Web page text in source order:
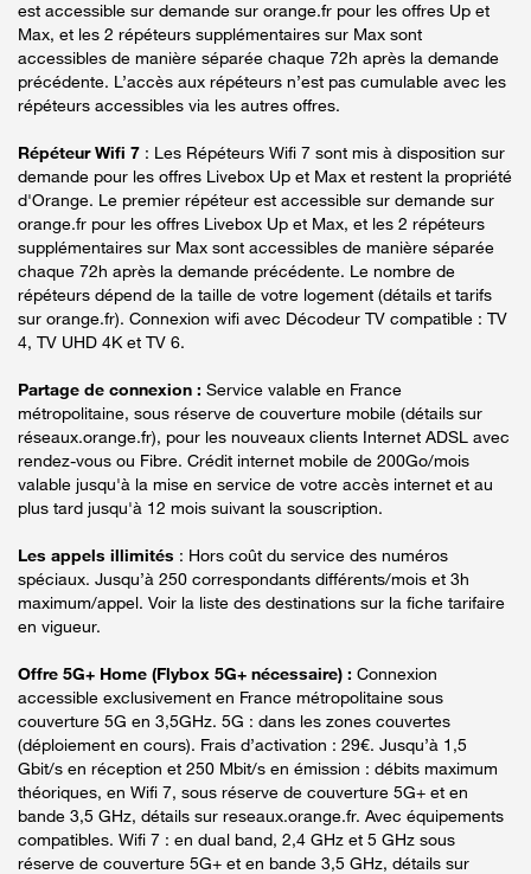
est accessible sur demande sur orange.fr pour les offres Up et
Max, et les 2 répéteurs supplémentaires sur Max sont
accessibles de manière séparée chaque 72h après la demande
précédente. L’accès aux répéteurs n’est pas cumulable avec les
répéteurs accessibles via les autres offres.
Répéteur Wifi 7 : Les Répéteurs Wifi 7 sont mis à disposition sur
demande pour les offres Livebox Up et Max et restent la propriété
d'Orange. Le premier répéteur est accessible sur demande sur
orange.fr pour les offres Livebox Up et Max, et les 2 répéteurs
supplémentaires sur Max sont accessibles de manière séparée
chaque 72h après la demande précédente. Le nombre de
répéteurs dépend de la taille de votre logement (détails et tarifs
sur orange.fr). Connexion wifi avec Décodeur TV compatible : TV
4, TV UHD 4K et TV 6.
Partage de connexion : Service valable en France
métropolitaine, sous réserve de couverture mobile (détails sur
réseaux.orange.fr), pour les nouveaux clients Internet ADSL avec
rendez-vous ou Fibre. Crédit internet mobile de 200Go/mois
valable jusqu'à la mise en service de votre accès internet et au
plus tard jusqu'à 12 mois suivant la souscription.
Les appels illimités : Hors coût du service des numéros
spéciaux. Jusqu’à 250 correspondants différents/mois et 3h
maximum/appel. Voir la liste des destinations sur la fiche tarifaire
en vigueur.
Offre 5G+ Home (Flybox 5G+ nécessaire) : Connexion
accessible exclusivement en France métropolitaine sous
couverture 5G en 3,5GHz. 5G : dans les zones couvertes
(déploiement en cours). Frais d’activation : 29€. Jusqu’à 1,5
Gbit/s en réception et 250 Mbit/s en émission : débits maximum
théoriques, en Wifi 7, sous réserve de couverture 5G+ et en
bande 3,5 GHz, détails sur reseaux.orange.fr. Avec équipements
compatibles. Wifi 7 : en dual band, 2,4 GHz et 5 GHz sous
réserve de couverture 5G+ et en bande 3,5 GHz, détails sur